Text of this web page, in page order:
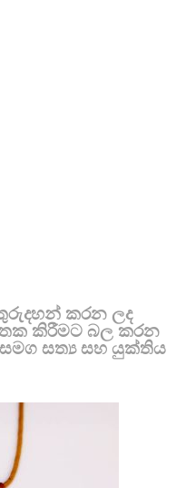
කරන ලද
කිරීමට බල කරන
සත්‍ය සහ යුක්තිය